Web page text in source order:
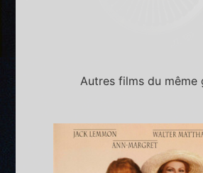
Autres films du même